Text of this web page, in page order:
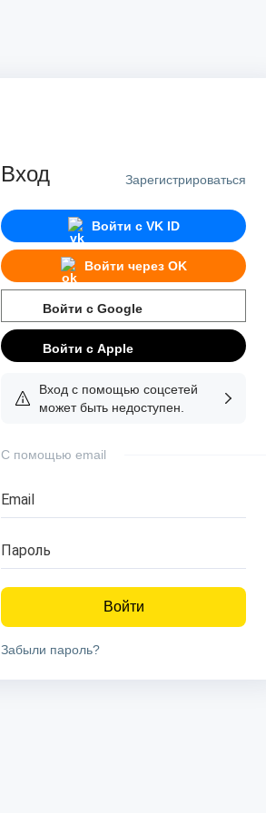
Вход Зарегистрироваться
Войти с VK ID
Войти через OK
Войти с Google
Войти с Apple
Вход с помощью соцсетей
может быть недоступен.
С помощью email
Email
Пароль
Войти
Забыли пароль?